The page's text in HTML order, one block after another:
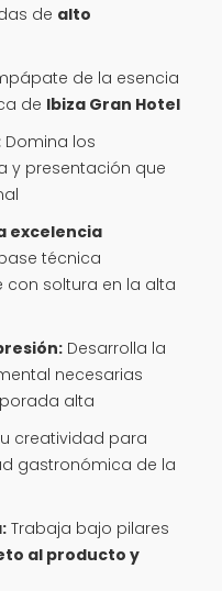
de alto
de la esencia
de Ibiza Gran Hotel
Domina los
y presentación que
excelencia
técnica
soltura en la alta
Desarrolla la
necesarias
alta
creatividad para
gastronómica de la
Trabaja bajo pilares
al producto y